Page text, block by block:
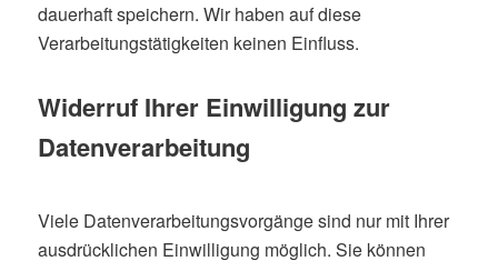
dauerhaft speichern. Wir haben auf diese
Verarbeitungstätigkeiten keinen Einfluss.
Widerruf Ihrer Einwilligung zur
Datenverarbeitung
Viele Datenverarbeitungsvorgänge sind nur mit Ihrer
ausdrücklichen Einwilligung möglich. Sie können